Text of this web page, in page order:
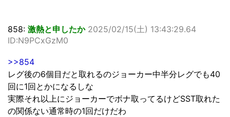
858: 激熱と申したか 2025/02/15(土) 13:43:29.64
ID:N9PCxGzM0
>>854
レグ後の6個目だと取れるのジョーカー中半分レグでも40
回に1回とかになるしな
実際それ以上にジョーカーでボナ取ってるけどSST取れた
の関係ない通常時の1回だけだわ